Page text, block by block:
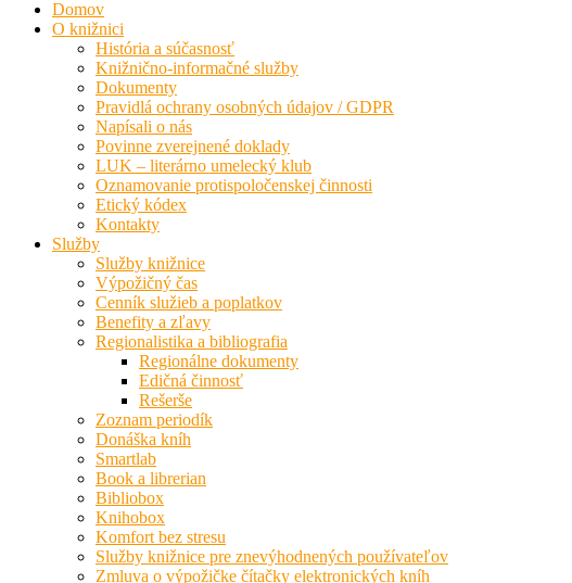
Domov
O knižnici
História a súčasnosť
Knižnično-informačné služby
Dokumenty
Pravidlá ochrany osobných údajov / GDPR
Napísali o nás
Povinne zverejnené doklady
LUK – literárno umelecký klub
Oznamovanie protispoločenskej činnosti
Etický kódex
Kontakty
Služby
Služby knižnice
Výpožičný čas
Cenník služieb a poplatkov
Benefity a zľavy
Regionalistika a bibliografia
Regionálne dokumenty
Edičná činnosť
Rešerše
Zoznam periodík
Donáška kníh
Smartlab
Book a librerian
Bibliobox
Knihobox
Komfort bez stresu
Služby knižnice pre znevýhodnených používateľov
Zmluva o výpožičke čítačky elektronických kníh